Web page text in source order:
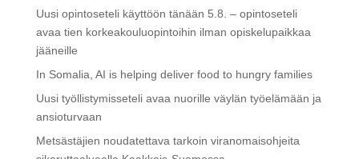
Uusi opintoseteli käyttöön tänään 5.8. – opintoseteli
avaa tien korkeakouluopintoihin ilman opiskelupaikkaa
jääneille
In Somalia, AI is helping deliver food to hungry families
Uusi työllistymisseteli avaa nuorille väylän työelämään ja
ansioturvaan
Metsästäjien noudatettava tarkoin viranomaisohjeita